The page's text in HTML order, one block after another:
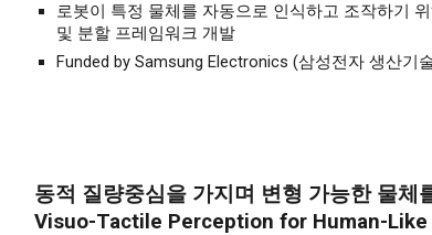
로봇이 특정 물체를 자동으로 인식하고 조작하기
및 분할 프레임워크 개발
Funded by Samsung Electronics (삼성전자 생산기
동적 질량중심을 가지며 변형 가능한 물
Visuo-Tactile Perception for Human-